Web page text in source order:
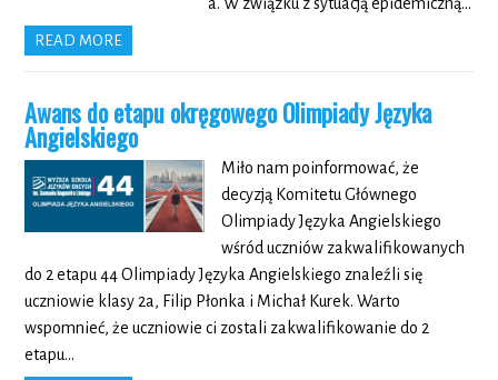
READ MORE
Awans do etapu okręgowego Olimpiady Języka
Angielskiego
Miło nam poinformować, że
decyzją Komitetu Głównego
Olimpiady Języka Angielskiego
wśród uczniów zakwalifikowanych
do 2 etapu 44 Olimpiady Języka Angielskiego znaleźli się
uczniowie klasy 2a, Filip Płonka i Michał Kurek. Warto
wspomnieć, że uczniowie ci zostali zakwalifikowanie do 2
etapu…